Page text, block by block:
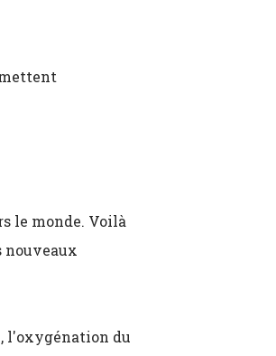
le monde. Voilà
nouveaux
l'oxygénation du